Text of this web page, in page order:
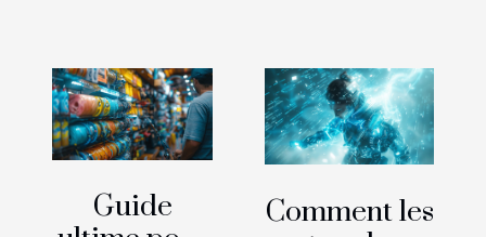
Guide
Comment les